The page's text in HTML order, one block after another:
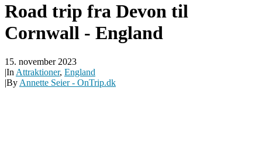
Road trip fra Devon til
Cornwall - England
15. november 2023
|In Attraktioner, England
|By Annette Seier - OnTrip.dk